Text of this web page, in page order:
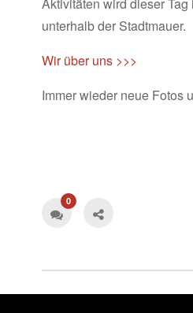
unterhalb der Stadtmauer.
Wir über uns >>>
Immer wieder neue Fotos
0